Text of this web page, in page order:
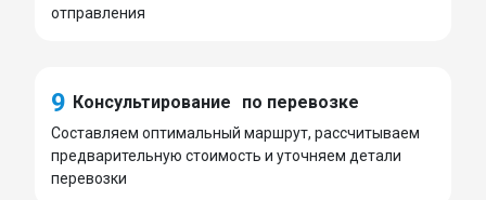
отправления
9 Консультирование по перевозке
Составляем оптимальный маршрут, рассчитываем
предварительную стоимость и уточняем детали
перевозки